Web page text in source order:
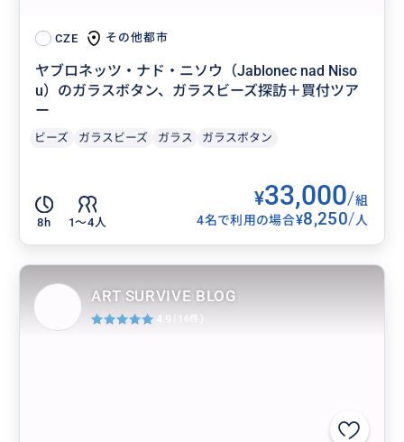
CZE その他都市
ヤブロネッツ・ナド・ニソウ（Jablonec nad Niso
u）のガラスボタン、ガラスビーズ探訪＋買付ツア
ー
ビーズ ガラスビーズ ガラス ガラスボタン
8h 1〜4人
¥33,000/組
4名で利用の場合¥8,250/人
ART SURVIVE BLOG
4.9 (16件)